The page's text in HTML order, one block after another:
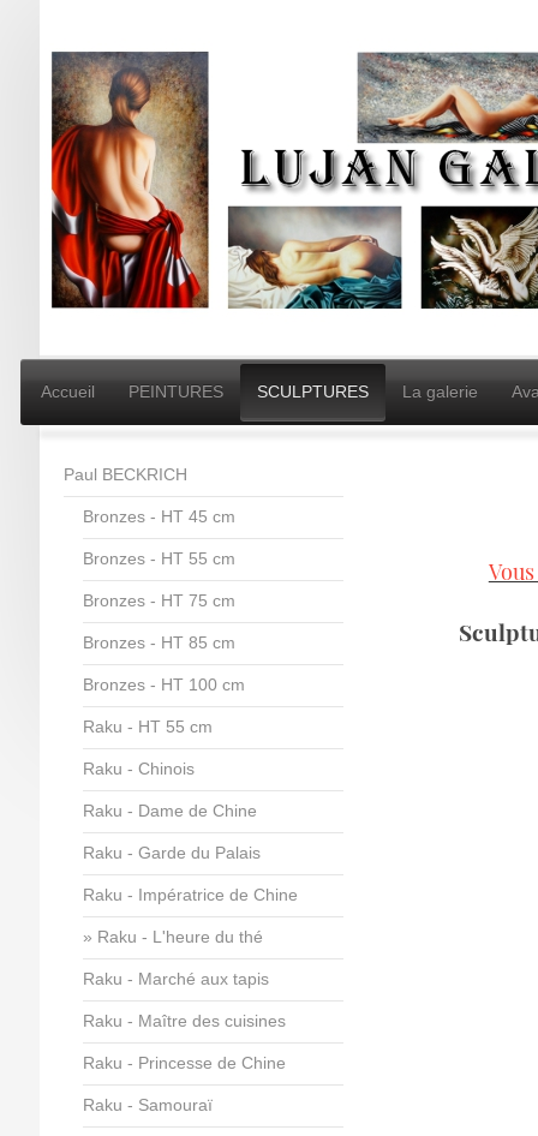
Accueil PEINTURES SCULPTURES La galerie
Paul BECKRICH
Bronzes - HT 45 cm
Bronzes - HT 55 cm
Bronzes - HT 75 cm
Bronzes - HT 85 cm
Bronzes - HT 100 cm
Raku - HT 55 cm
Raku - Chinois
Raku - Dame de Chine
Raku - Garde du Palais
Raku - Impératrice de Chine
Raku - L'heure du thé
Raku - Marché aux tapis
Raku - Maître des cuisines
Raku - Princesse de Chine
Raku - Samouraï